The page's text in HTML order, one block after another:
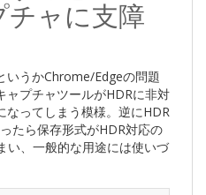
チャに支障
いうかChrome/Edgeの問題
ャプチャツールがHDRに非対
なってしまう模様。逆にHDR
たら保存形式がHDR対応の
い、一般的な用途には使いづ